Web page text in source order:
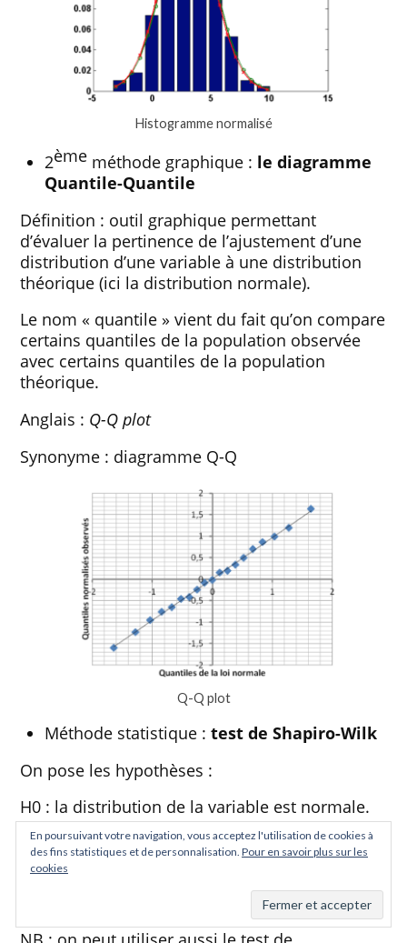
Histogramme normalisé
2ème méthode graphique : le diagramme
Quantile-Quantile
Définition : outil graphique permettant
d’évaluer la pertinence de l’ajustement d’une
distribution d’une variable à une distribution
théorique (ici la distribution normale).
Le nom « quantile » vient du fait qu’on compare
certains quantiles de la population observée
avec certains quantiles de la population
théorique.
Anglais : Q-Q plot
Synonyme : diagramme Q-Q
Q-Q plot
Méthode statistique : test de Shapiro-Wilk
On pose les hypothèses :
H0 : la distribution de la variable est normale.
H1 : la distribution n’est pas normale.
Si p < alpha, on rejette H0, on conclue que la
distribution ne suit pas une loi normale.
En poursuivant votre navigation, vous acceptez l'utilisation de cookies à
des fins statistiques et de personnalisation. Pour en savoir plus sur les
cookies